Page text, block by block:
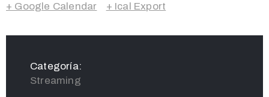
+ Google Calendar + Ical Export
Categoría:
Streaming